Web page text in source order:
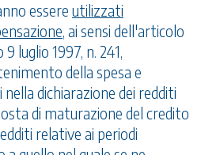
essere utilizzati
, ai sensi dell'articolo
luglio 1997, n. 241,
della spesa e
dichiarazione dei redditi
di maturazione del credito
relative ai periodi